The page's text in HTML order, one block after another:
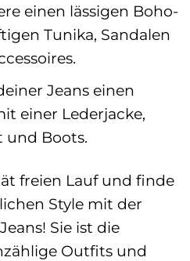
einen lässigen Boho-
Tunika, Sandalen
Jeans einen
einer Lederjacke,
und Boots.
freien Lauf und finde
Style mit der
Sie ist die
Outfits und